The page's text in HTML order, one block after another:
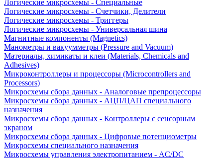
Логические микросхемы - Специальные
Логические микросхемы - Счетчики, Делители
Логические микросхемы - Триггеры
Логические микросхемы - Универсальная шина
Магнитные компоненты (Magnetics)
Манометры и вакуумметры (Pressure and Vacuum)
Материалы, химикаты и клеи (Materials, Chemicals and
Adhesives)
Микроконтроллеры и процессоры (Microcontrollers and
Processors)
Микросхемы сбора данных - Аналоговые препроцессоры
Микросхемы сбора данных - АЦП/ЦАП специального
назначения
Микросхемы сбора данных - Контроллеры с сенсорным
экраном
Микросхемы сбора данных - Цифровые потенциометры
Микросхемы специального назначения
Микросхемы управления электропитанием - AC/DC